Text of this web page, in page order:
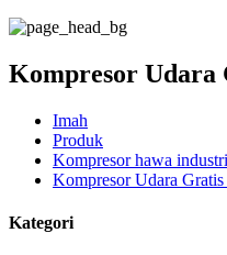
Kompresor
Imah
Produk
Kompresor hawa industri
Kompresor Udara
Kategori